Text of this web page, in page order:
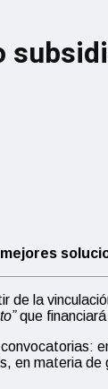
la
que
materia